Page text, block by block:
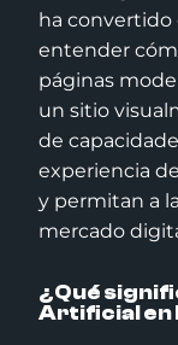
ha
entender
páginas
un sitio
de
experiencia
y permitan a
mercado
¿Qué
Artificial en